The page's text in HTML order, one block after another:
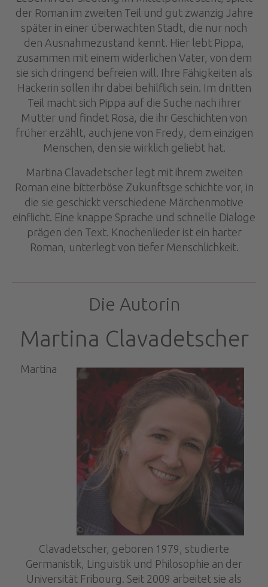
der Roman im zweiten Teil und gut zwanzig Jahre
später in einer überwachten Stadt, die nur noch
den Ausnahmezustand kennt. Hier lebt Pippa,
zusammen mit einem widerlichen Vater, von dem
sie sich dringend befreien will. Ihre Fähigkeiten als
Hackerin sollen ihr dabei behilflich sein. Im dritten
Teil macht sich Pippa auf die Suche nach ihrer
Mutter und findet Rosa, die ihr Geschichten von
früher erzählt, auch jene von Fredy, dem einzigen
Menschen, den sie wirklich geliebt hat.
Martina Clavadetscher legt mit ihrem zweiten
Roman eine bitterböse Zukunftsge schichte vor, in
die sie geschickt verschiedene Märchenmotive
einflicht. Eine knappe Sprache und schnelle Dialoge
prägen den Text. Knochenlieder ist ein harter
Roman, unterlegt von tiefer Menschlichkeit.
Die Autorin
Martina Clavadetscher
Martina
Clavadetscher, geboren 1979, studierte
Germanistik, Linguistik und Philosophie an der
Universität Fribourg. Seit 2009 arbeitet sie als